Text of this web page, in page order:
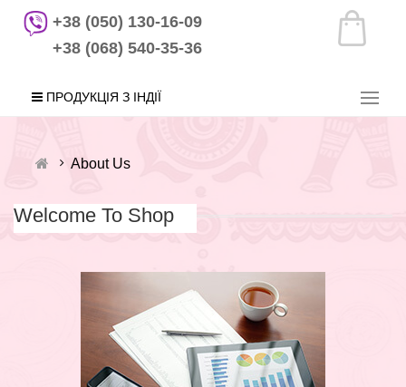
+38 (050) 130-16-09
+38 (068) 540-35-36
ПРОДУКЦІЯ З ІНДІЇ
About Us
Welcome To Shop